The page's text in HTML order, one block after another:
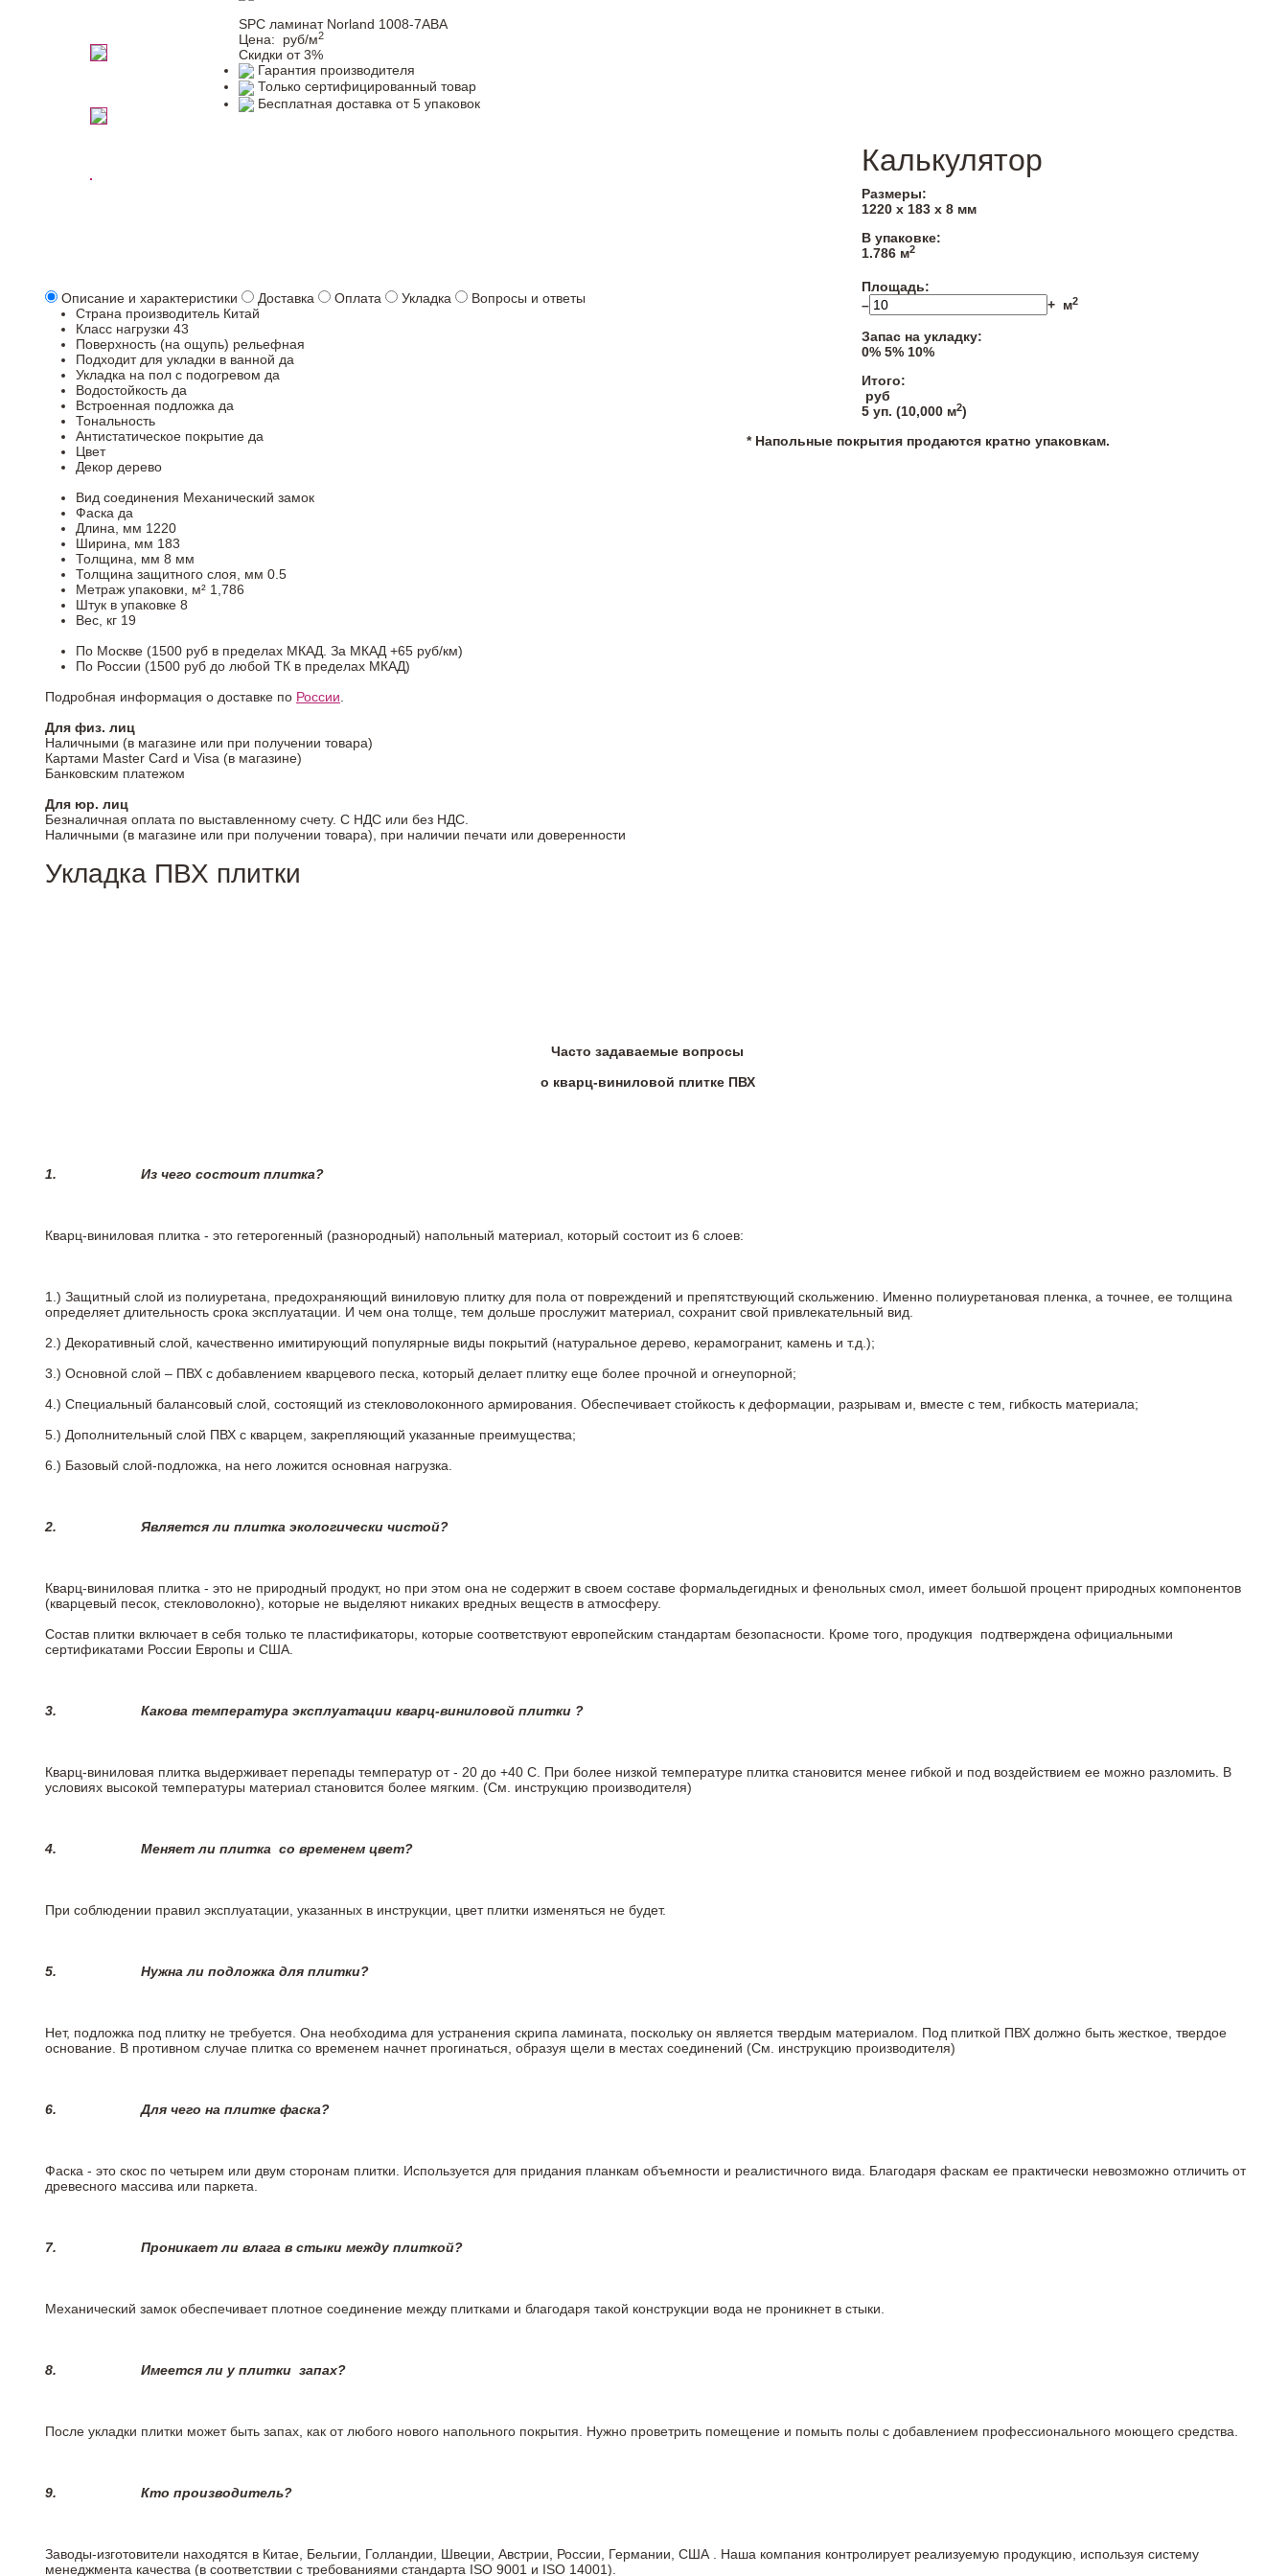
SPC ламинат Norland 1008-7АВА
Цена:
руб/м2
Скидки от 3%
Гарантия производителя
Только сертифицированный товар
Бесплатная доставка от 5 упаковок
Калькулятор
Размеры:
1220 х 183 х 8 мм
В упаковке:
1.786 м2
Площадь:
–
+ м2
Запас на укладку:
0% 5% 10%
Итого:
руб
5 уп. (10,000 м2)
* Напольные покрытия продаются кратно упаковкам.
Описание и характеристики Доставка Оплата Укладка
Вопросы и ответы
Страна производитель Китай
Класс нагрузки 43
Поверхность (на ощупь) рельефная
Подходит для укладки в ванной да
Укладка на пол c подогревом да
Водостойкость да
Встроенная подложка да
Тональность
Антистатическое покрытие да
Цвет
Декор дерево
Вид соединения Механический замок
Фаска да
Длина, мм 1220
Ширина, мм 183
Толщина, мм 8 мм
Толщина защитного слоя, мм 0.5
Метраж упаковки, м² 1,786
Штук в упаковке 8
Вес, кг 19
По Москве (1500 руб в пределах МКАД. За МКАД +65 руб/км)
По России (1500 руб до любой ТК в пределах МКАД)
Подробная информация о доставке по России.
Для физ. лиц
Наличными (в магазине или при получении товара)
Картами Master Card и Visa (в магазине)
Банковским платежом
Для юр. лиц
Безналичная оплата по выставленному счету. С НДС или без НДС.
Наличными (в магазине или при получении товара), при наличии печати или доверенности
Укладка ПВХ плитки
Часто задаваемые вопросы
о кварц-виниловой плитке ПВХ
1. Из чего состоит плитка?
Кварц-виниловая плитка - это гетерогенный (разнородный) напольный материал, который состоит из 6 слоев:
1.) Защитный слой из полиуретана, предохраняющий виниловую плитку для пола от повреждений и препятствующий скольжению. Именно полиуретановая пленка, а точнее, ее толщина
определяет длительность срока эксплуатации. И чем она толще, тем дольше прослужит материал, сохранит свой привлекательный вид.
2.) Декоративный слой, качественно имитирующий популярные виды покрытий (натуральное дерево, керамогранит, камень и т.д.);
3.) Основной слой – ПВХ с добавлением кварцевого песка, который делает плитку еще более прочной и огнеупорной;
4.) Специальный балансовый слой, состоящий из стекловолоконного армирования. Обеспечивает стойкость к деформации, разрывам и, вместе с тем, гибкость материала;
5.) Дополнительный слой ПВХ с кварцем, закрепляющий указанные преимущества;
6.) Базовый слой-подложка, на него ложится основная нагрузка.
2. Является ли плитка экологически чистой?
Кварц-виниловая плитка - это не природный продукт, но при этом она не содержит в своем составе формальдегидных и фенольных смол, имеет большой процент природных компонентов
(кварцевый песок, стекловолокно), которые не выделяют никаких вредных веществ в атмосферу.
Состав плитки включает в себя только те пластификаторы, которые соответствуют европейским стандартам безопасности. Кроме того, продукция подтверждена официальными
сертификатами России Европы и США.
3. Какова температура эксплуатации кварц-виниловой плитки ?
Кварц-виниловая плитка выдерживает перепады температур от - 20 до +40 С. При более низкой температуре плитка становится менее гибкой и под воздействием ее можно разломить. В
условиях высокой температуры материал становится более мягким. (См. инструкцию производителя)
4. Меняет ли плитка со временем цвет?
При соблюдении правил эксплуатации, указанных в инструкции, цвет плитки изменяться не будет.
5. Нужна ли подложка для плитки?
Нет, подложка под плитку не требуется. Она необходима для устранения скрипа ламината, поскольку он является твердым материалом. Под плиткой ПВХ должно быть жесткое, твердое
основание. В противном случае плитка со временем начнет прогинаться, образуя щели в местах соединений (См. инструкцию производителя)
6.Для чего на плитке фаска?
Фаска - это скос по четырем или двум сторонам плитки. Используется для придания планкам объемности и реалистичного вида. Благодаря фаскам ее практически невозможно отличить от
древесного массива или паркета.
7. Проникает ли влага в стыки между плиткой?
Механический замок обеспечивает плотное соединение между плитками и благодаря такой конструкции вода не проникнет в стыки.
8. Имеется ли у плитки запах?
После укладки плитки может быть запах, как от любого нового напольного покрытия. Нужно проветрить помещение и помыть полы с добавлением профессионального моющего средства.
9. Кто производитель?
Заводы-изготовители находятся в Китае, Бельгии, Голландии, Швеции, Австрии, России, Германии, США . Наша компания контролирует реализуемую продукцию, используя систему
менеджмента качества (в соответствии с требованиями стандарта ISO 9001 и ISO 14001).